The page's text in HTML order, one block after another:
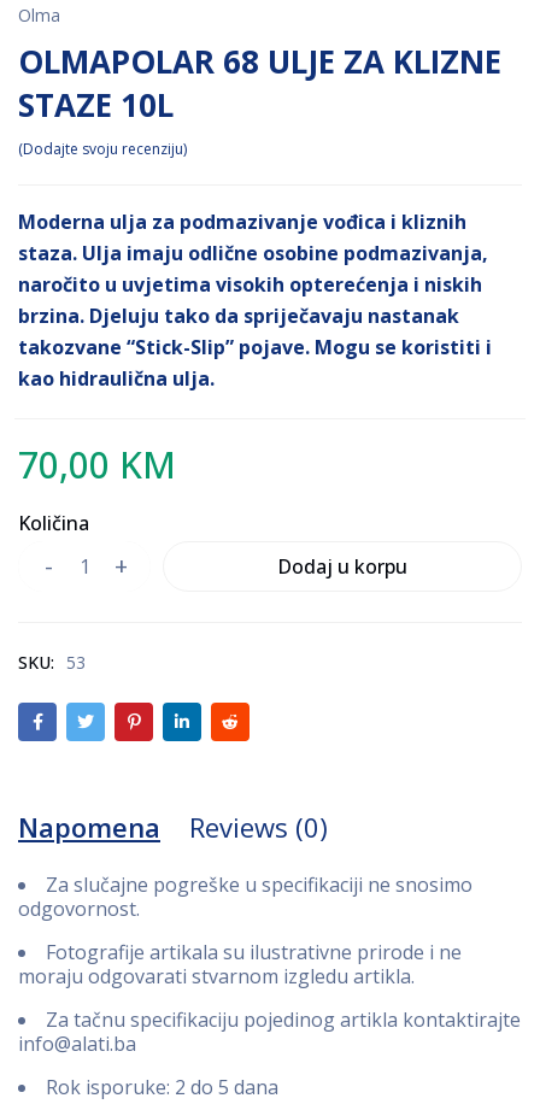
Olma
OLMAPOLAR 68 ULJE ZA KLIZNE
STAZE 10L
Dodajte svoju recenziju
Moderna ulja za podmazivanje vođica i kliznih
staza. Ulja imaju odlične osobine podmazivanja,
naročito u uvjetima visokih opterećenja i niskih
brzina. Djeluju tako da spriječavaju nastanak
takozvane “Stick-Slip” pojave. Mogu se koristiti i
kao hidraulična ulja.
70,00 KM
Količina
Dodaj u korpu
SKU: 53
Napomena Reviews (0)
Za slučajne pogreške u specifikaciji ne snosimo
odgovornost.
Fotografije artikala su ilustrativne prirode i ne
moraju odgovarati stvarnom izgledu artikla.
Za tačnu specifikaciju pojedinog artikla kontaktirajte
info@alati.ba
Rok isporuke: 2 do 5 dana